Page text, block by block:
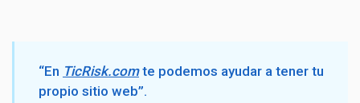
“En TicRisk.comte podemos ayudar a tener tu
propio sitio web”.